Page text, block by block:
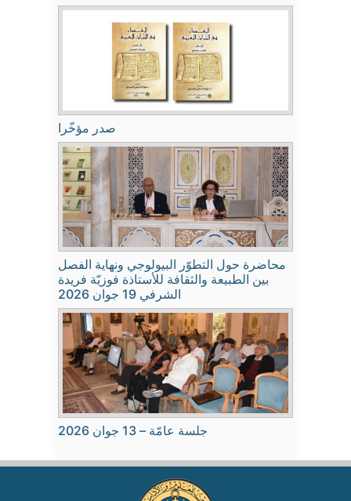
صدر مؤخّرا
محاضرة حول التطوّر البيولوجي ونهاية الفصل
بين الطبيعة والثقافة للأستاذة فوزيّة فريدة
الشرفي 19 جوان 2026
جلسة عامّة – 13 جوان 2026